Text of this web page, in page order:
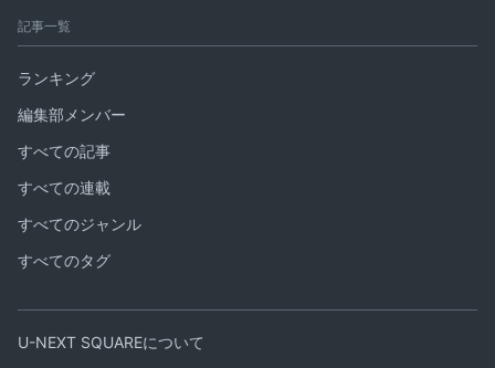
記事一覧
ランキング
編集部メンバー
すべての記事
すべての連載
すべてのジャンル
すべてのタグ
U-NEXT SQUAREについて